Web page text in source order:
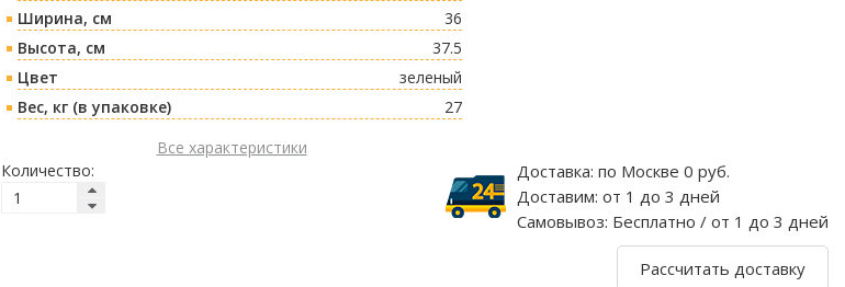
Ширина, см
36
Высота, см
37.5
Цвет
зеленый
Вес, кг (в упаковке)
27
Все характеристики
Количество:
Доставка: по Москве 0 руб.
Доставим: от 1 до 3 дней
Самовывоз: Бесплатно / от 1 до 3 дней
Рассчитать доставку